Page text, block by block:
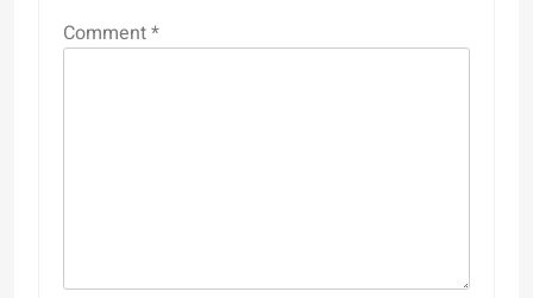
Comment*